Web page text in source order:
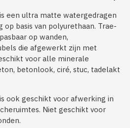
een ultra matte watergedragen
basis van polyurethaan. Trae-
op wanden,
die afgewerkt zijn met
voor alle minerale
betonlook, ciré, stuc, tadelakt
ook geschikt voor afwerking in
Niet geschikt voor